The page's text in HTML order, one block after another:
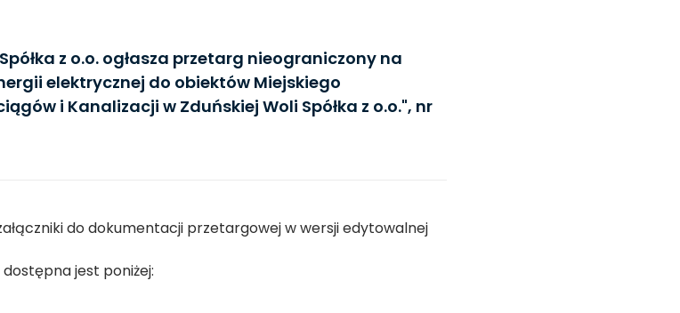
z o.o. ogłasza przetarg nieograniczony na
elektrycznej do obiektów Miejskiego
i Kanalizacji w Zduńskiej Woli Spółka z o.o.", nr
do dokumentacji przetargowej w wersji edytowalnej
jest poniżej: